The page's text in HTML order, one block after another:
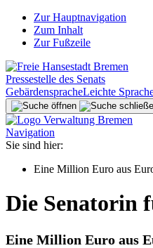
Zur Hauptnavigation
Zum Inhalt
Zur Fußzeile
Pressestelle des Senats
GebärdenspracheLeichte
Navigation
Sie sind hier:
Eine Million Euro aus
Die Senatorin
Eine Million Euro aus